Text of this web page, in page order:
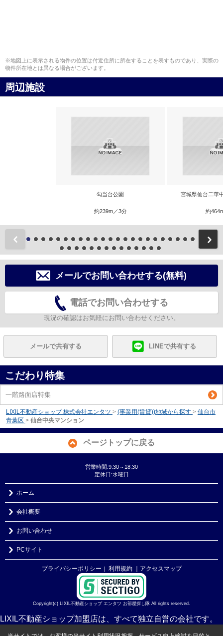
※地図上に表示される物件の位置は付近住所に所在することを表すものであり、実際の
物件所在地とは異なる場合がございます。
周辺施設
勾当台公園
約239m／3分
宮城県仙台二華
約
前
メールでお問い合わせする(無料)
電話でお問い合わせする
現況の確認はお気軽にお問い合わせください。
メールで共有する LINEで共有する
こだわり特集
一階路面店特集
LIXIL不動産ショップ 株式会社エンタツ > (事業用(賃貸))地域から探す > 仙台市
青葉区 > 仙台中央マンション
ページトップに戻る
営業時間:9:30～18:30
定休日:水曜日
ホーム
会社概要
お問い合わせ
PCサイト
プライバシーポリシー ｜ 利用規約 ｜アクセスマップ
Copyright(c) LIXIL不動産ショップ エンタツ お部屋探し隊 All rights reserved.
LIXIL不動産ショップ加盟店は、すべて独立自営の会社です。